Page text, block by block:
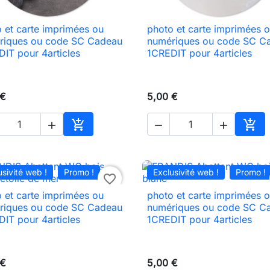
 Aperçu rapide
et carte imprimées ou
ou code SC Cadeau
pour 4articles
 
Ajouter au panier
 Aperçu rapide
photo et carte imprimées
numériques ou code SC
1CREDIT pour 4articles
5,00 €
  
web ! Promo ! favorite_border
 Aperçu rapide
et carte imprimées ou
ou code SC Cadeau
pour 4articles
Exclusivité web ! Promo !
 Aperçu rapide
photo et carte imprimées
numériques ou code SC
1CREDIT pour 4articles
5,00 €